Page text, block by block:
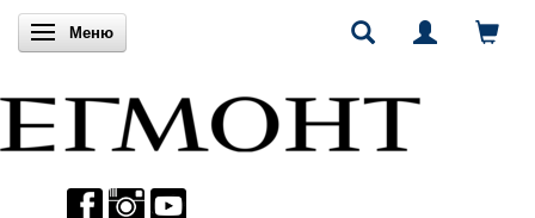
Включи навигацията
Меню